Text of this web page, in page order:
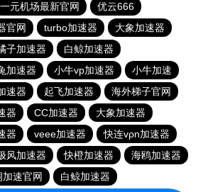
一元机场最新官网
优云666
官网 turbo加速器
大象加速器
子加速器
白鲸加速器
加速器 小牛vp加速器
小牛加速
速器 起飞加速器
海外梯子官网
器 CC加速器
大象加速器
器 veee加速器
快连vρn加速器
风加速器 快橙加速器
海鸥加速器
加速官网 白鲸加速器